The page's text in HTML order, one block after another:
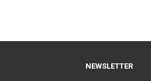
NEWSLETTER